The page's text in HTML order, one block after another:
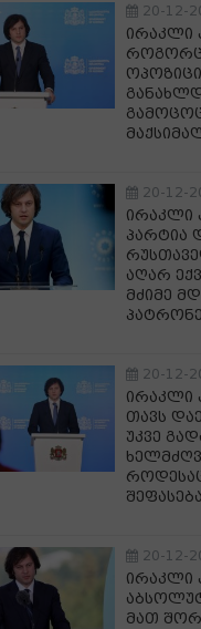
20-12-
ირაკლი
როგორც
20-12-
ირაკლი
პარტია
აღარ
მძიმე
20-12-
ირაკლი
თავს
უკვე
20-12-
ირაკლი
მათ